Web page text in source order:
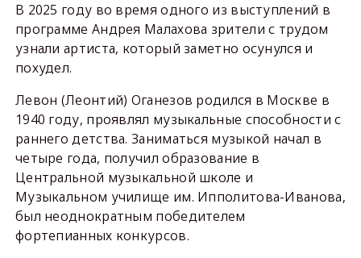
В 2025 году во время одного из выступлений в
программе Андрея Малахова зрители с трудом
узнали артиста, который заметно осунулся и
похудел.
Левон (Леонтий) Оганезов родился в Москве в
1940 году, проявлял музыкальные способности с
раннего детства. Заниматься музыкой начал в
четыре года, получил образование в
Центральной музыкальной школе и
Музыкальном училище им. Ипполитова-Иванова,
был неоднократным победителем
фортепианных конкурсов.